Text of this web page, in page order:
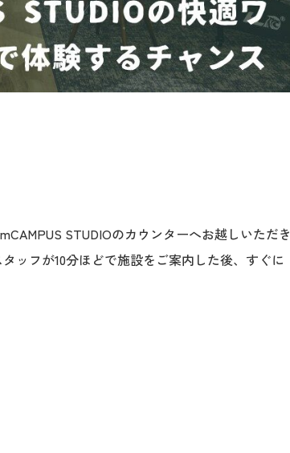
STUDIOのカウンターへお越しいただき
ッフが10分ほどで施設をご案内した後、すぐに